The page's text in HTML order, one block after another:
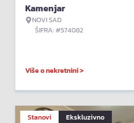
Kamenjar
NOVI SAD
ŠIFRA: #574082
Više o nekretnini >
Stanovi Ekskluzivno